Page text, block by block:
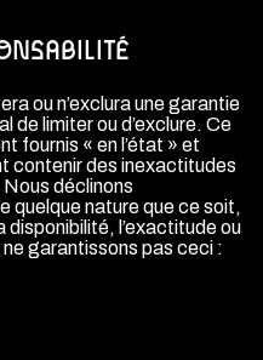
ou n’exclura une garantie
de limiter ou d’exclure. Ce
fournis « en l’état » et
contenir des inexactitudes
déclinons
quelque nature que ce soit,
disponibilité, l’exactitude ou
ne garantissons pas ceci :